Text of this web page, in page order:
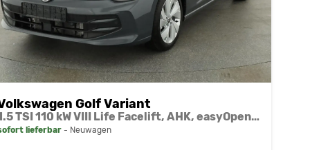
Golf Variant
1.5 TSI 110 kW VIII Life Facelift, AHK, easyOpen, Kamera, sofort
lieferbar Neuwagen